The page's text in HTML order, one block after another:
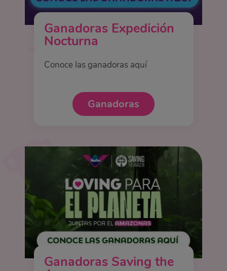
Ganadoras Expedición
Nocturna
Conoce las ganadoras aquí
Ganadoras
Ganadoras Saving the